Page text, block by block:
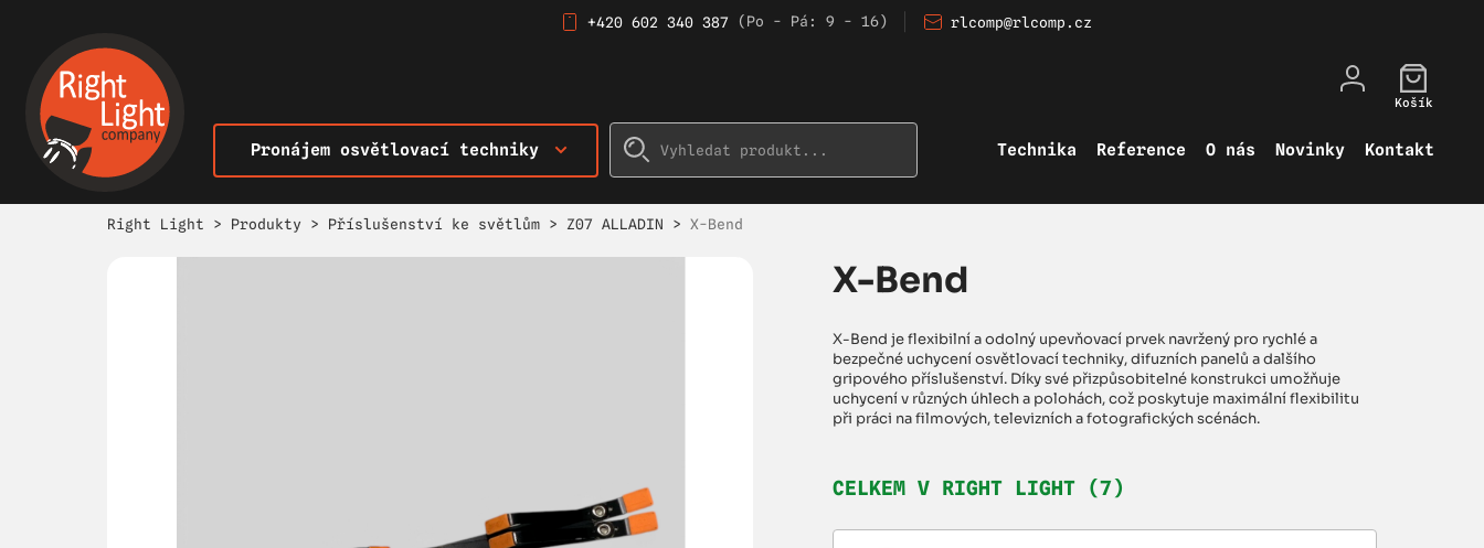
+420 602 340 387 (Po - Pá: 9 - 16) rlcomp@rlcomp.cz
Pronájem osvětlovací techniky Technika Reference O nás Novinky Kontakt
Košík
Right Light > Produkty > Příslušenství ke světlům > Z07 ALLADIN > X-Bend
X-Bend
X-Bend je flexibilní a odolný upevňovací prvek navržený pro rychlé a
bezpečné uchycení osvětlovací techniky, difuzních panelů a dalšího
gripového příslušenství. Díky své přizpůsobitelné konstrukci umožňuje
uchycení v různých úhlech a polohách, což poskytuje maximální flexibilitu
při práci na filmových, televizních a fotografických scénách.
CELKEM V RIGHT LIGHT (7)